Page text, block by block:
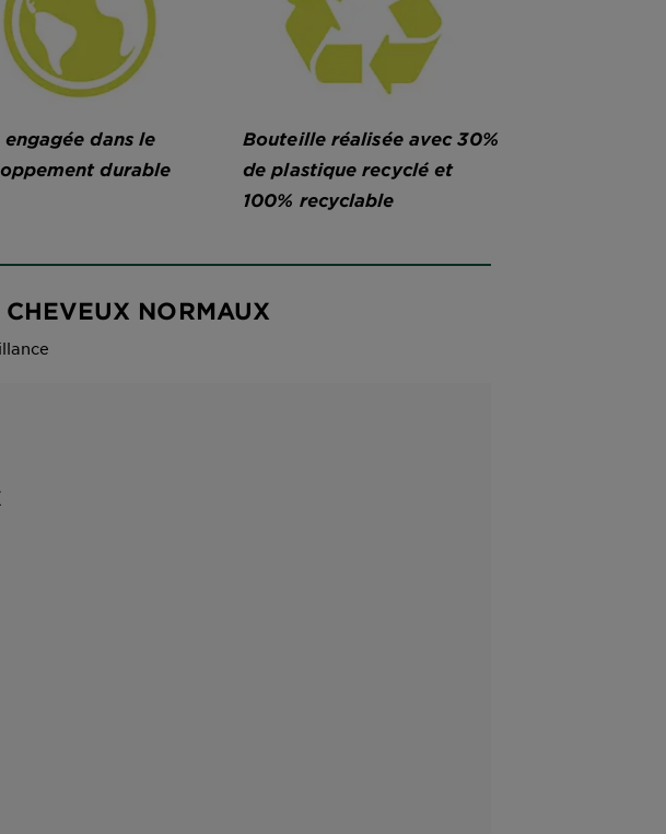
engagée dans le
durable
Bouteille réalisée avec 30%
de plastique recyclé et
100% recyclable
NORMAUX